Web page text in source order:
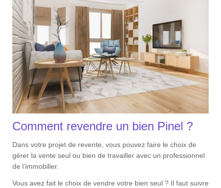
Comment revendre un bien Pinel ?
Dans votre projet de revente, vous pouvez faire le choix de
gérer la vente seul ou bien de travailler avec un professionnel
de l’immobilier.
Vous avez fait le choix de vendre votre bien seul ? Il faut suivre